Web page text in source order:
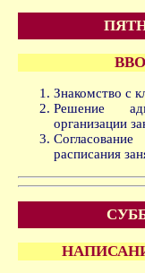
Знакомство с
Решение
организации
расписания